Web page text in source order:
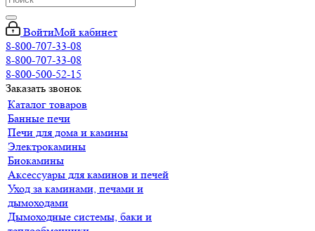
ВойтиМой кабинет
8-800-707-33-08
8-800-707-33-08
8-800-500-52-15
Заказать звонок
Каталог товаров
Банные печи
Печи для дома и камины
Электрокамины
Биокамины
Аксессуары для каминов и печей
Уход за каминами, печами и
дымоходами
Дымоходные системы, баки и